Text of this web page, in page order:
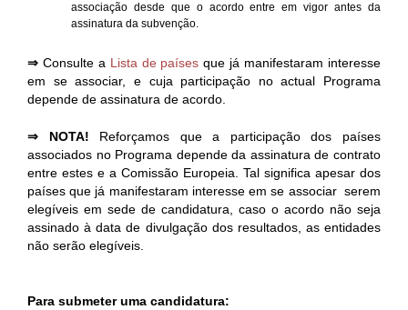
associação desde que o acordo entre em vigor antes da
assinatura da subvenção.
⇒ Consulte a Lista de países que já manifestaram interesse
em se associar, e cuja participação no actual Programa
depende de assinatura de acordo.
⇒ NOTA! Reforçamos que a participação dos países
associados no Programa depende da assinatura de contrato
entre estes e a Comissão Europeia. Tal significa apesar dos
países que já manifestaram interesse em se associar serem
elegíveis em sede de candidatura, caso o acordo não seja
assinado à data de divulgação dos resultados, as entidades
não serão elegíveis.
Para submeter uma candidatura: